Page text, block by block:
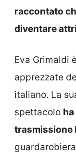
raccontato
diventare
Eva Grimaldi
apprezzate
italiano. La
spettacolo
trasmissione